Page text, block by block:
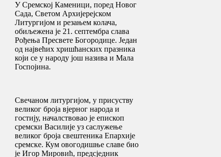
У Сремској Каменици, поред Новог
Сада, Светом Архијерејском
Литургијом и резањем колача,
обиљежена је 21. септембра слава
Рођења Пресвете Богородице. Један
од највећих хришћанских празника
који се у народу још назива и Мала
Госпојина.
Свечаном литургијом, у присуству
великог броја вјерног народа и
гостију, началствовао је епископ
сремски Василије уз саслужење
великог броја свештеника Епархије
сремске. Кум овогодишње славе био
је Игор Мировић, предсједник